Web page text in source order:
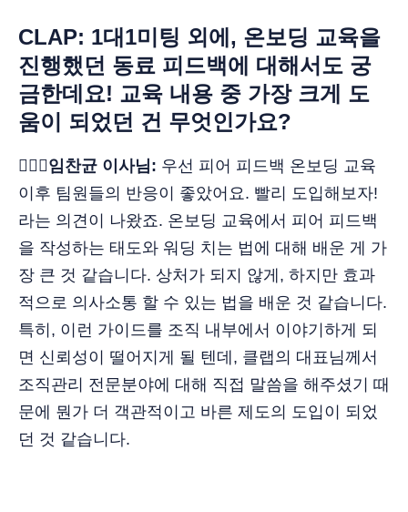
CLAP: 1대1미팅 외에, 온보딩 교육을
진행했던 동료 피드백에 대해서도 궁
금한데요! 교육 내용 중 가장 크게 도
움이 되었던 건 무엇인가요?
🙋🏻‍♂️임찬균 이사님: 우선 피어 피드백 온보딩 교육
이후 팀원들의 반응이 좋았어요. 빨리 도입해보자!
라는 의견이 나왔죠. 온보딩 교육에서 피어 피드백
을 작성하는 태도와 워딩 치는 법에 대해 배운 게 가
장 큰 것 같습니다. 상처가 되지 않게, 하지만 효과
적으로 의사소통 할 수 있는 법을 배운 것 같습니다.
특히, 이런 가이드를 조직 내부에서 이야기하게 되
면 신뢰성이 떨어지게 될 텐데, 클랩의 대표님께서
조직관리 전문분야에 대해 직접 말씀을 해주셨기 때
문에 뭔가 더 객관적이고 바른 제도의 도입이 되었
던 것 같습니다.